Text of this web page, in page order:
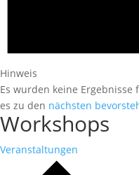
Hinweis
Es wurden keine
es zu den nächsten
Workshops
Veranstaltungen